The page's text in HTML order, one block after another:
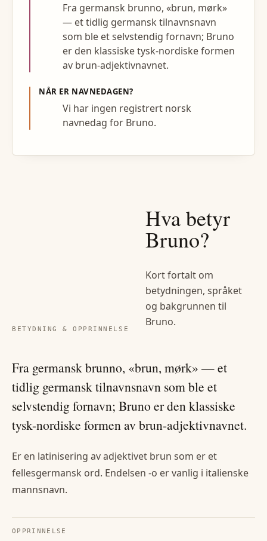
Fra germansk brunno, «brun, mørk»
— et tidlig germansk tilnavnsnavn
som ble et selvstendig fornavn; Bruno
er den klassiske tysk-nordiske formen
av brun-adjektivnavnet.
NÅR ER NAVNEDAGEN?
Vi har ingen registrert norsk
navnedag for Bruno.
BETYDNING & OPPRINNELSE
Hva betyr
Bruno?
Kort fortalt om
betydningen, språket
og bakgrunnen til
Bruno.
Fra germansk brunno, «brun, mørk» — et
tidlig germansk tilnavnsnavn som ble et
selvstendig fornavn; Bruno er den klassiske
tysk-nordiske formen av brun-adjektivnavnet.
Er en latinisering av adjektivet brun som er et
fellesgermansk ord. Endelsen -o er vanlig i italienske
mannsnavn.
OPPRINNELSE